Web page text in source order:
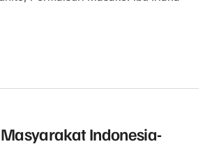
Indonesia-